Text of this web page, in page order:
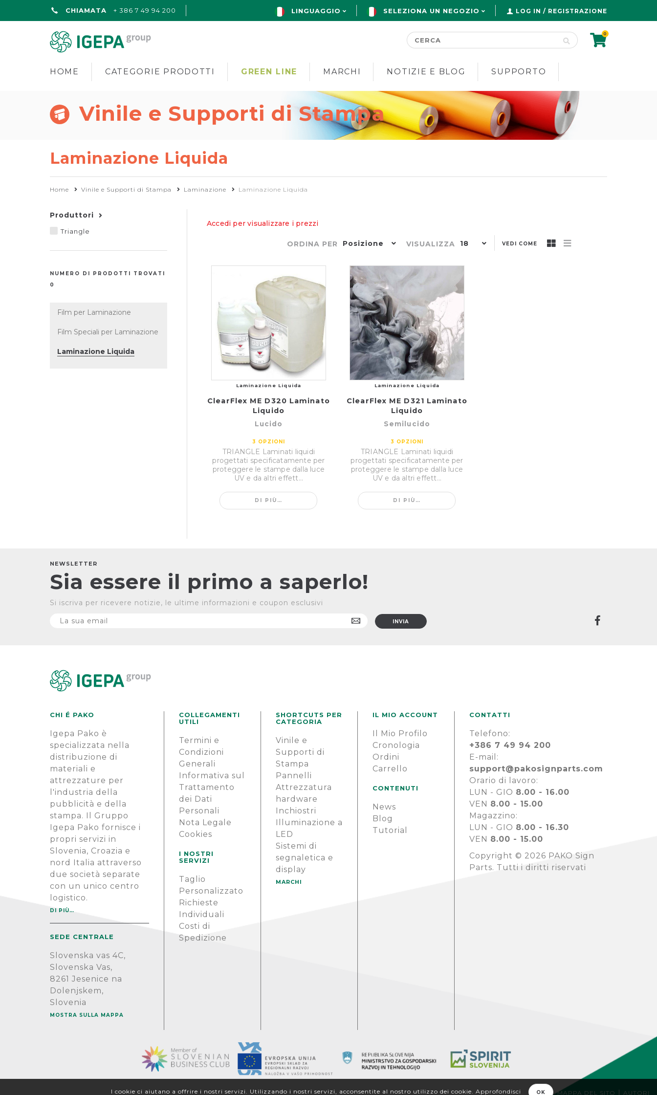
CHIAMATA + 386 7 49 94 200 LINGUAGGIO SELEZIONA UN NEGOZIO
0
LOG IN / REGISTRAZIONE
HOME CATEGORIE PRODOTTI GREEN LINE MARCHI NOTIZIE E BLOG SUPPORTO
Vinile e Supporti di Stampa
Laminazione Liquida
Home Vinile e Supporti di Stampa Laminazione Laminazione Liquida
NUMERO DI PRODOTTI TROVATI
0
Film per Laminazione
Film Speciali per Laminazione
Laminazione Liquida
Produttori
Triangle
Accedi per visualizzare i prezzi
ORDINA PER Posizione VISUALIZZA 18 VEDI COME
Laminazione Liquida
ClearFlex ME D320 Laminato
Liquido
Lucido
3 OPZIONI
TRIANGLE Laminati liquidi
progettati specificatamente per
proteggere le stampe dalla luce
UV e da altri effett...
DI PIÙ…
Laminazione Liquida
ClearFlex ME D321 Laminato
Liquido
Semilucido
3 OPZIONI
TRIANGLE Laminati liquidi
progettati specificatamente per
proteggere le stampe dalla luce
UV e da altri effett...
DI PIÙ…
NEWSLETTER
Sia essere il primo a saperlo!
Si iscriva per ricevere notizie, le ultime informazioni e coupon esclusivi
CHI É PAKO
Igepa Pako è
specializzata nella
distribuzione di
materiali e
attrezzature per
l'industria della
pubblicità e della
stampa. Il Gruppo
Igepa Pako fornisce i
propri servizi in
Slovenia, Croazia e
nord Italia attraverso
due società separate
con un unico centro
logistico.
DI PIÙ…
SEDE CENTRALE
Slovenska vas 4C,
Slovenska Vas,
8261 Jesenice na
Dolenjskem,
Slovenia
MOSTRA SULLA MAPPA
COLLEGAMENTI
UTILI
Termini e
Condizioni
Generali
Informativa sul
Trattamento
dei Dati
Personali
Nota Legale
Cookies
I NOSTRI
SERVIZI
Taglio
Personalizzato
Richieste
Individuali
Costi di
Spedizione
SHORTCUTS PER
CATEGORIA
Vinile e
Supporti di
Stampa
Pannelli
Attrezzatura
hardware
Inchiostri
Illuminazione a
LED
Sistemi di
segnaletica e
display
MARCHI
IL MIO ACCOUNT
Il Mio Profilo
Cronologia
Ordini
Carrello
CONTENUTI
News
Blog
Tutorial
CONTATTI
Telefono:
+386 7 49 94 200
E-mail:
support@pakosignparts.com
Orario di lavoro:
LUN - GIO 8.00 - 16.00
VEN 8.00 - 15.00
Magazzino:
LUN - GIO 8.00 - 16.30
VEN 8.00 - 15.00
Copyright © 2026 PAKO Sign
Parts. Tutti i diritti riservati
MAPPA DEL SITO | AUTORI
I cookie ci aiutano a offrire i nostri servizi. Utilizzando i nostri servizi, acconsentite al nostro utilizzo dei cookie. Approfondisci OK